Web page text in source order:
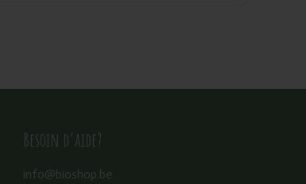
Besoin d’aide?
info@bioshop.be